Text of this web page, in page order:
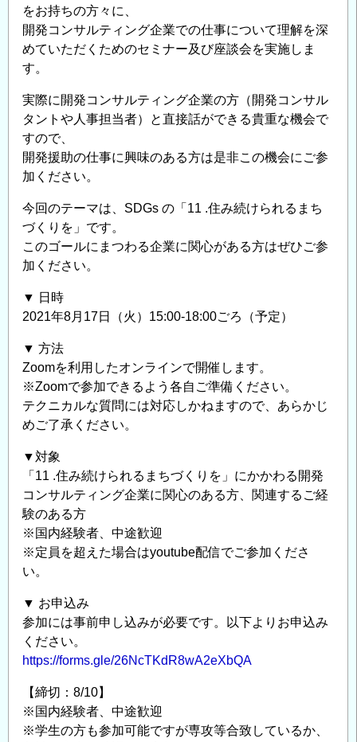
な
水
と
ト
レ
を
世
界
中
に
＞
(9/9)
の
をお持ちの方々に、
開発コンサルティング企業での仕事について理解を深
めていただくためのセミナー及び座談会を実施しま
す。
実際に開発コンサルティング企業の方（開発コンサル
タントや人事担当者）と直接話ができる貴重な機会で
すので、
開発援助の仕事に興味のある方は是非この機会にご参
加ください。
今回のテーマは、SDGs の「11 .住み続けられるまち
づくりを」です。
このゴールにまつわる企業に関心がある方はぜひご参
加ください。
▼ 日時
2021年8月17日（火）15:00-18:00ごろ（予定）
▼ 方法
Zoomを利用したオンラインで開催します。
※Zoomで参加できるよう各自ご準備ください。
テクニカルな質問には対応しかねますので、あらかじ
めご了承ください。
▼対象
「11 .住み続けられるまちづくりを」にかかわる開発
コンサルティング企業に関心のある方、関連するご経
験のある方
※国内経験者、中途歓迎
※定員を超えた場合はyoutube配信でご参加くださ
い。
▼ お申込み
参加には事前申し込みが必要です。以下よりお申込み
ください。
https://forms.gle/26NcTKdR8wA2eXbQA
【締切：8/10】
※国内経験者、中途歓迎
※学生の方も参加可能ですが専攻等合致しているか、